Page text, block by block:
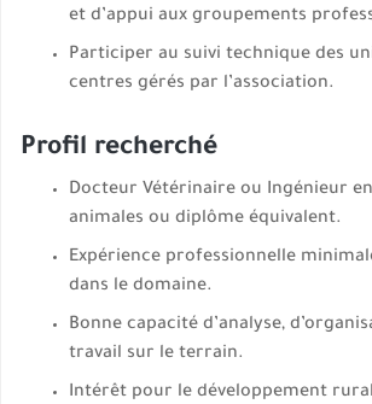
et d’appui aux groupements
Participer au suivi technique des
centres gérés par l’association.
Profil recherché
Docteur Vétérinaire ou Ingénieur
animales ou diplôme équivalent.
Expérience professionnelle
dans le domaine.
Bonne capacité d’analyse,
travail sur le terrain.
Intérêt pour le développement